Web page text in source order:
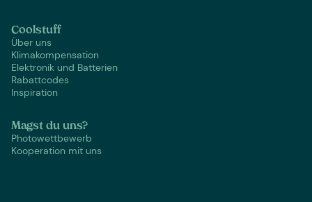
Coolstuff
Über uns
Klimakompensation
Elektronik und Batterien
Rabattcodes
Inspiration
Magst du uns?
Photowettbewerb
Kooperation mit uns